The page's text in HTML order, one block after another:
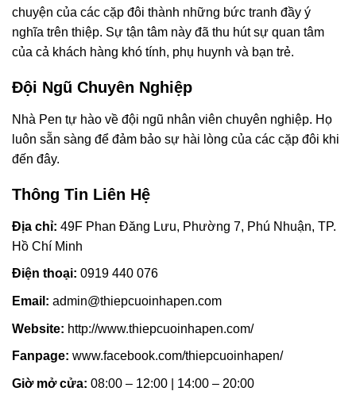
chuyện của các cặp đôi thành những bức tranh đầy ý
nghĩa trên thiệp. Sự tận tâm này đã thu hút sự quan tâm
của cả khách hàng khó tính, phụ huynh và bạn trẻ.
Đội Ngũ Chuyên Nghiệp
Nhà Pen tự hào về đội ngũ nhân viên chuyên nghiệp. Họ
luôn sẵn sàng để đảm bảo sự hài lòng của các cặp đôi khi
đến đây.
Thông Tin Liên Hệ
Địa chỉ: 49F Phan Đăng Lưu, Phường 7, Phú Nhuận, TP.
Hồ Chí Minh
Điện thoại: 0919 440 076
Email: admin@thiepcuoinhapen.com
Website: http://www.thiepcuoinhapen.com/
Fanpage: www.facebook.com/thiepcuoinhapen/
Giờ mở cửa: 08:00 – 12:00 | 14:00 – 20:00